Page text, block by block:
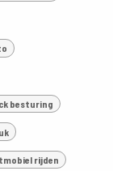
besturing
rijden